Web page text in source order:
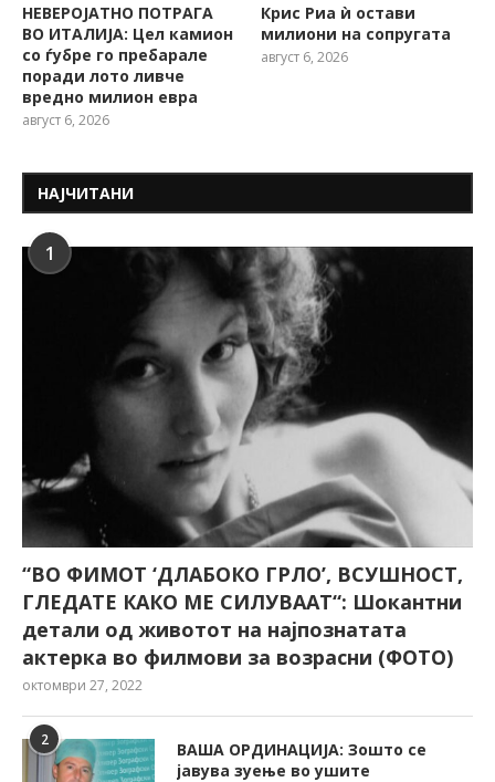
НЕВЕРОЈАТНО ПОТРАГА
ВО ИТАЛИЈА: Цел камион
со ѓубре го пребарале
поради лото ливче
вредно милион евра
август 6, 2026
Крис Риа ѝ остави
милиони на сопругата
август 6, 2026
НАЈЧИТАНИ
1
“ВО ФИМОТ ‘ДЛАБОКО ГРЛО’, ВСУШНОСТ,
ГЛЕДАТЕ КАКО МЕ СИЛУВААТ“: Шокантни
детали од животот на најпознатата
актерка во филмови за возрасни (ФОТО)
октомври 27, 2022
2
ВАША ОРДИНАЦИЈА: Зошто се
јавува зуење во ушите